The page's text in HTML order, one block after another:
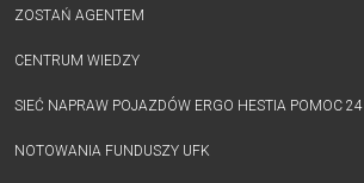
ZOSTAŃ AGENTEM
CENTRUM WIEDZY
SIEĆ NAPRAW POJAZDÓW ERGO HESTIA POMOC 24
NOTOWANIA FUNDUSZY UFK